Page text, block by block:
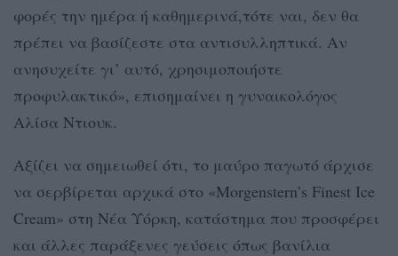
φορές την ημέρα ή καθημερινά,τότε ναι, δεν θα
πρέπει να βασίζεστε στα αντισυλληπτικά. Αν
ανησυχείτε γι’ αυτό, χρησιμοποιήστε
προφυλακτικό», επισημαίνει η γυναικολόγος
Αλίσα Ντιουκ.
Αξίζει να σημειωθεί ότι, το μαύρο παγωτό άρχισε
να σερβίρεται αρχικά στο «Morgenstern’s Finest Ice
Cream» στη Νέα Υόρκη, κατάστημα που προσφέρει
και άλλες παράξενες γεύσεις όπως βανίλια